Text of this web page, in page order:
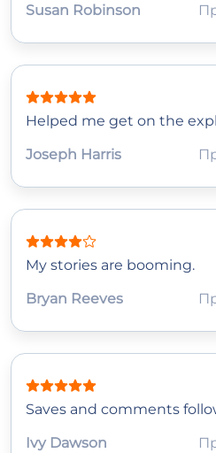
Susan Robinson
Helped me get on the
Joseph Harris
My stories are booming.
Bryan Reeves
Saves and comments
Ivy Dawson